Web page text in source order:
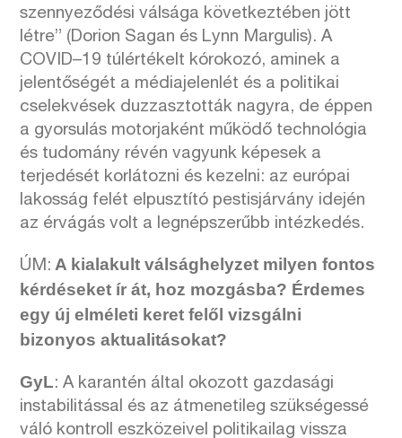
szennyeződési válsága következtében jött
létre” (Dorion Sagan és Lynn Margulis). A
COVID–19 túlértékelt kórokozó, aminek a
jelentőségét a médiajelenlét és a politikai
cselekvések duzzasztották nagyra, de éppen
a gyorsulás motorjaként működő technológia
és tudomány révén vagyunk képesek a
terjedését korlátozni és kezelni: az európai
lakosság felét elpusztító pestisjárvány idején
az érvágás volt a legnépszerűbb intézkedés.
ÚM: A kialakult válsághelyzet milyen fontos
kérdéseket ír át, hoz mozgásba? Érdemes
egy új elméleti keret felől vizsgálni
bizonyos aktualitásokat?
GyL: A karantén által okozott gazdasági
instabilitással és az átmenetileg szükségessé
váló kontroll eszközeivel politikailag vissza